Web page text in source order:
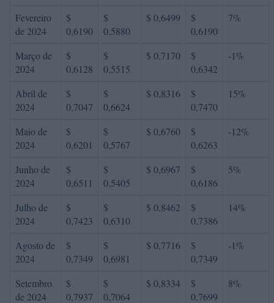
Fevereiro
de 2024
$
0,6190
$
0,5880
$ 0,6499
$
0,6190
7%
Março de
2024
$
0,6128
$
0,5515
$ 0,7170
$
0,6342
-1%
Abril de
2024
$
0,7047
$
0,6624
$ 0,8316
$
0,7470
15%
Maio de
2024
$
0,6201
$
0,5767
$ 0,6760
$
0,6263
-12%
Junho de
2024
$
0,6511
$
0,5405
$ 0,6967
$
0,6186
5%
Julho de
2024
$
0,7423
$
0,6310
$ 0,8462
$
0,7386
14%
Agosto de
2024
$
0,7349
$
0,6981
$ 0,7716
$
0,7349
-1%
Setembro
de 2024
$
0,7937
$
0,7064
$ 0,8334
$
0,7699
8%